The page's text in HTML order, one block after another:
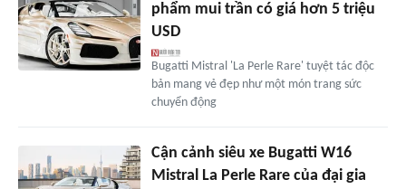
phẩm mui trần có giá hơn 5 triệu
USD
Bugatti Mistral 'La Perle Rare' tuyệt tác độc
bản mang vẻ đẹp như một món trang sức
chuyển động
Cận cảnh siêu xe Bugatti W16
Mistral La Perle Rare của đại gia